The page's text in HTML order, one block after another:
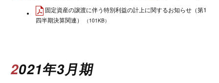
固定資産の譲渡に伴う特別利益の計上に関するお知らせ（第1
四半期決算関連）
（101KB）
2021年3月期